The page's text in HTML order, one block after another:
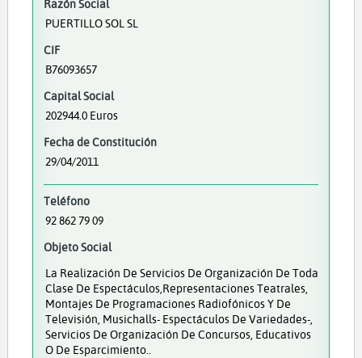
Razón Social
PUERTILLO SOL SL
CIF
B76093657
Capital Social
202944.0 Euros
Fecha de Constitución
29/04/2011
Teléfono
92 862 79 09
Objeto Social
La Realización De Servicios De Organización De Toda
Clase De Espectáculos,representaciones Teatrales,
Montajes De Programaciones Radiofónicos Y De
Televisión, Musichalls- Espectáculos De Variedades-,
Servicios De Organización De Concursos, Educativos
O De Esparcimiento..